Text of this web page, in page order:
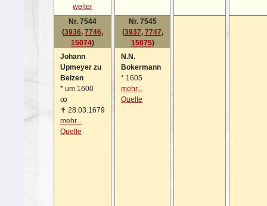
weiter
Nr. 7544
(3936, 7746,
15074)
Johann
Upmeyer zu
Belzen
* um 1600
oo
✝ 28.03.1679
mehr...
Quelle
Nr. 7545
(3937, 7747,
15075)
N.N.
Bokermann
* 1605
mehr...
Quelle